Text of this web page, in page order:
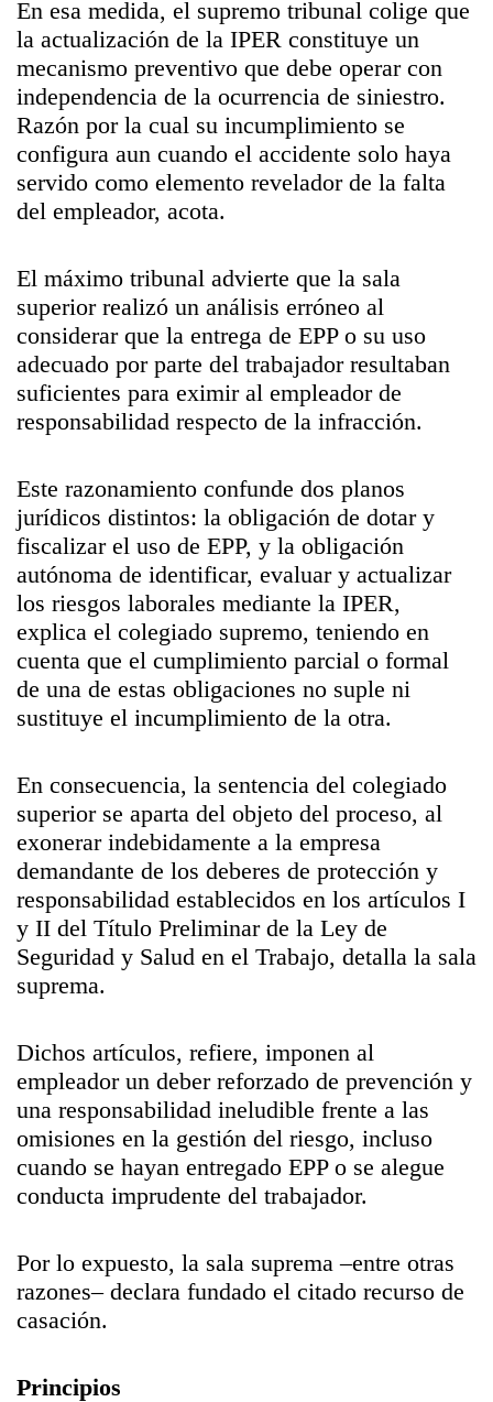
En esa medida, el supremo tribunal colige que
la actualización de la IPER constituye un
mecanismo preventivo que debe operar con
independencia de la ocurrencia de siniestro.
Razón por la cual su incumplimiento se
configura aun cuando el accidente solo haya
servido como elemento revelador de la falta
del empleador, acota.
El máximo tribunal advierte que la sala
superior realizó un análisis erróneo al
considerar que la entrega de EPP o su uso
adecuado por parte del trabajador resultaban
suficientes para eximir al empleador de
responsabilidad respecto de la infracción.
Este razonamiento confunde dos planos
jurídicos distintos: la obligación de dotar y
fiscalizar el uso de EPP, y la obligación
autónoma de identificar, evaluar y actualizar
los riesgos laborales mediante la IPER,
explica el colegiado supremo, teniendo en
cuenta que el cumplimiento parcial o formal
de una de estas obligaciones no suple ni
sustituye el incumplimiento de la otra.
En consecuencia, la sentencia del colegiado
superior se aparta del objeto del proceso, al
exonerar indebidamente a la empresa
demandante de los deberes de protección y
responsabilidad establecidos en los artículos I
y II del Título Preliminar de la Ley de
Seguridad y Salud en el Trabajo, detalla la sala
suprema.
Dichos artículos, refiere, imponen al
empleador un deber reforzado de prevención y
una responsabilidad ineludible frente a las
omisiones en la gestión del riesgo, incluso
cuando se hayan entregado EPP o se alegue
conducta imprudente del trabajador.
Por lo expuesto, la sala suprema –entre otras
razones– declara fundado el citado recurso de
casación.
Principios